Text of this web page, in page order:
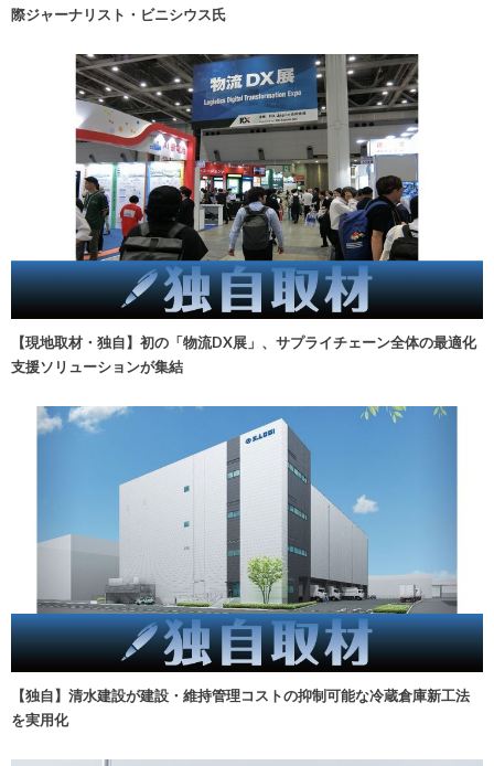
際ジャーナリスト・ビニシウス氏
【現地取材・独自】初の「物流DX展」、サプライチェーン全体の最適化
支援ソリューションが集結
【独自】清水建設が建設・維持管理コストの抑制可能な冷蔵倉庫新工法
を実用化